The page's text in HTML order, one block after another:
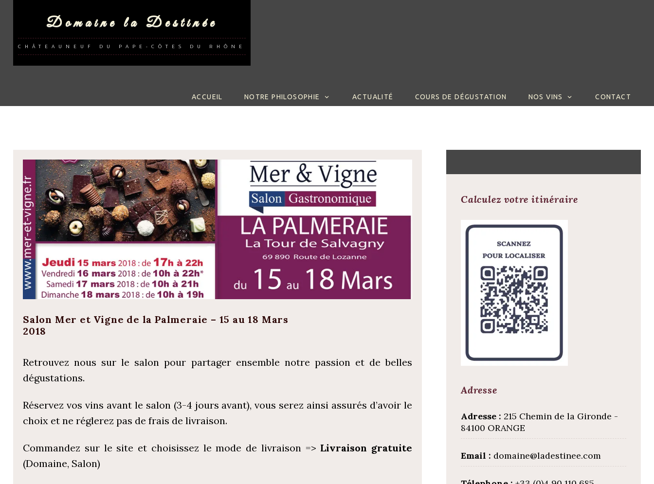
Domaine la Destinée
CHÂTEAUNEUF DU PAPE-CÔTES DU RHÔNE
ACCUEIL NOTRE PHILOSOPHIE ACTUALITÉ COURS DE DÉGUSTATION NOS VINS CONTACT
Salon Mer et Vigne de la Palmeraie – 15 au 18 Mars
2018
Retrouvez nous sur le salon pour partager ensemble notre passion et de belles
dégustations.
Réservez vos vins avant le salon (3-4 jours avant), vous serez ainsi assurés d’avoir le
choix et ne réglerez pas de frais de livraison.
Commandez sur le site et choisissez le mode de livraison => Livraison gratuite
(Domaine, Salon)
Calculez votre itinéraire
Adresse
Adresse : 215 Chemin de la Gironde -
84100 ORANGE
Email : domaine@ladestinee.com